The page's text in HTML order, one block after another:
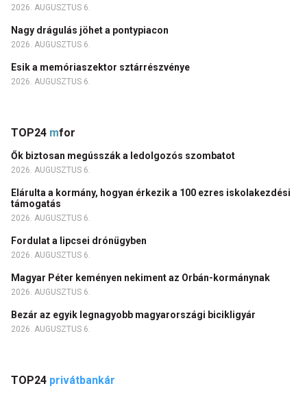
2026. AUGUSZTUS 6.
Nagy drágulás jöhet a pontypiacon
2026. AUGUSZTUS 6.
Esik a memóriaszektor sztárrészvénye
2026. AUGUSZTUS 6.
TOP24 mfor
Ők biztosan megússzák a ledolgozós szombatot
2026. AUGUSZTUS 6.
Elárulta a kormány, hogyan érkezik a 100 ezres iskolakezdési
támogatás
2026. AUGUSZTUS 6.
Fordulat a lipcsei drónügyben
2026. AUGUSZTUS 6.
Magyar Péter keményen nekiment az Orbán-kormánynak
2026. AUGUSZTUS 6.
Bezár az egyik legnagyobb magyarországi bicikligyár
2026. AUGUSZTUS 6.
TOP24 privátbankár